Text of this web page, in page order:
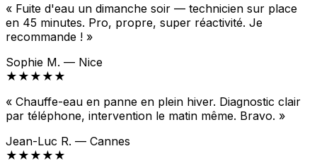
« Fuite d'eau un dimanche soir — technicien sur place
en 45 minutes. Pro, propre, super réactivité. Je
recommande ! »
Sophie M. — Nice
★★★★★
« Chauffe-eau en panne en plein hiver. Diagnostic clair
par téléphone, intervention le matin même. Bravo. »
Jean-Luc R. — Cannes
★★★★★